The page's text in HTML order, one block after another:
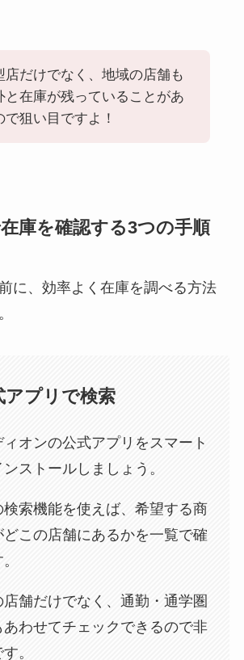
店だけでなく、地域の店舗も
と在庫が残っていることがあ
で狙い目ですよ！
庫を確認する3つの手順
に、効率よく在庫を調べる方法
アプリで検索
ィオンの公式アプリをスマート
ストールしましょう。
検索機能を使えば、希望する商
この店舗にあるかを一覧で確
店舗だけでなく、通勤・通学圏
あわせてチェックできるので非
。